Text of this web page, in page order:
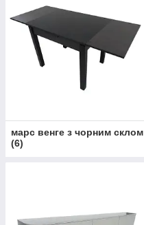
марс венге з чорним склом
(6)